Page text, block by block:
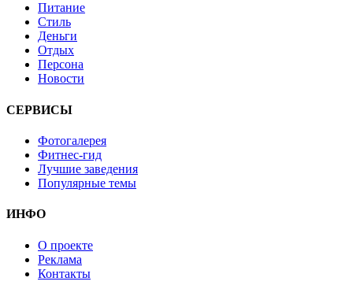
Питание
Стиль
Деньги
Отдых
Персона
Новости
СЕРВИСЫ
Фотогалерея
Фитнес-гид
Лучшие заведения
Популярные темы
ИНФО
О проекте
Реклама
Контакты